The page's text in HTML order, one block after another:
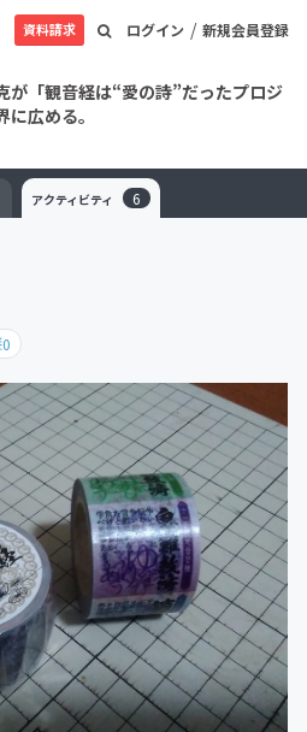
ログイン / 新規会員登録
資料請求
が「観音経は“愛の詩”だったプロジ
広める。
アクティビティ 6
0